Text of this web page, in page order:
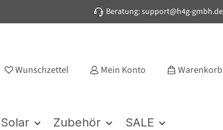
Beratung: support@h4g-gmbh.de
Wunschzettel Mein Konto Warenkorb
Solar Zubehör SALE